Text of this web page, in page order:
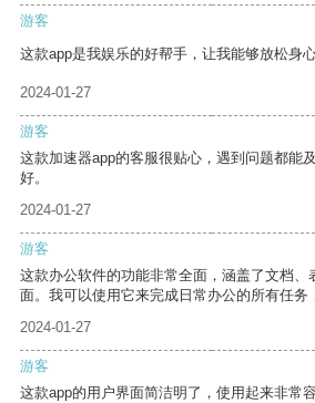
游客
这款app是我娱乐的好帮手，让我能够放松身
2024-01-27
游客
这款加速器app的客服很贴心，遇到问题都能
好。
2024-01-27
游客
这款办公软件的功能非常全面，涵盖了文档、
面。我可以使用它来完成日常办公的所有任务
2024-01-27
游客
这款app的用户界面简洁明了，使用起来非常